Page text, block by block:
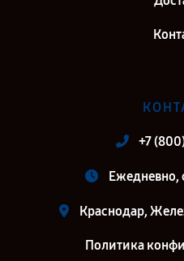
+7
Ежедневно,
Краснодар,
Политика